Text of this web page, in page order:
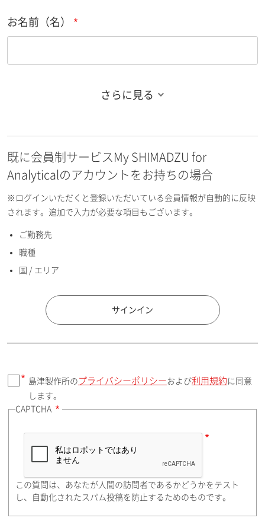
お名前（名）
お名前フリガナ（名）
E-mailアドレス（半角英数）
国 / エリア
郵便番号（勤務先）
住所検索
都道府県（勤務先）
さらに見る
既に会員制サービスMy SHIMADZU for
Analyticalのアカウントをお持ちの場合
※ログインいただくと登録いただいている会員情報が自動的に反映
されます。追加で入力が必要な項目もございます。
ご勤務先
職種
国 / エリア
サインイン
島津製作所の プライバシーポリシー および利用規約 に同意
します。
CAPTCHA
この質問は、あなたが人間の訪問者であるかどうかをテスト
し、自動化されたスパム投稿を防止するためのものです。